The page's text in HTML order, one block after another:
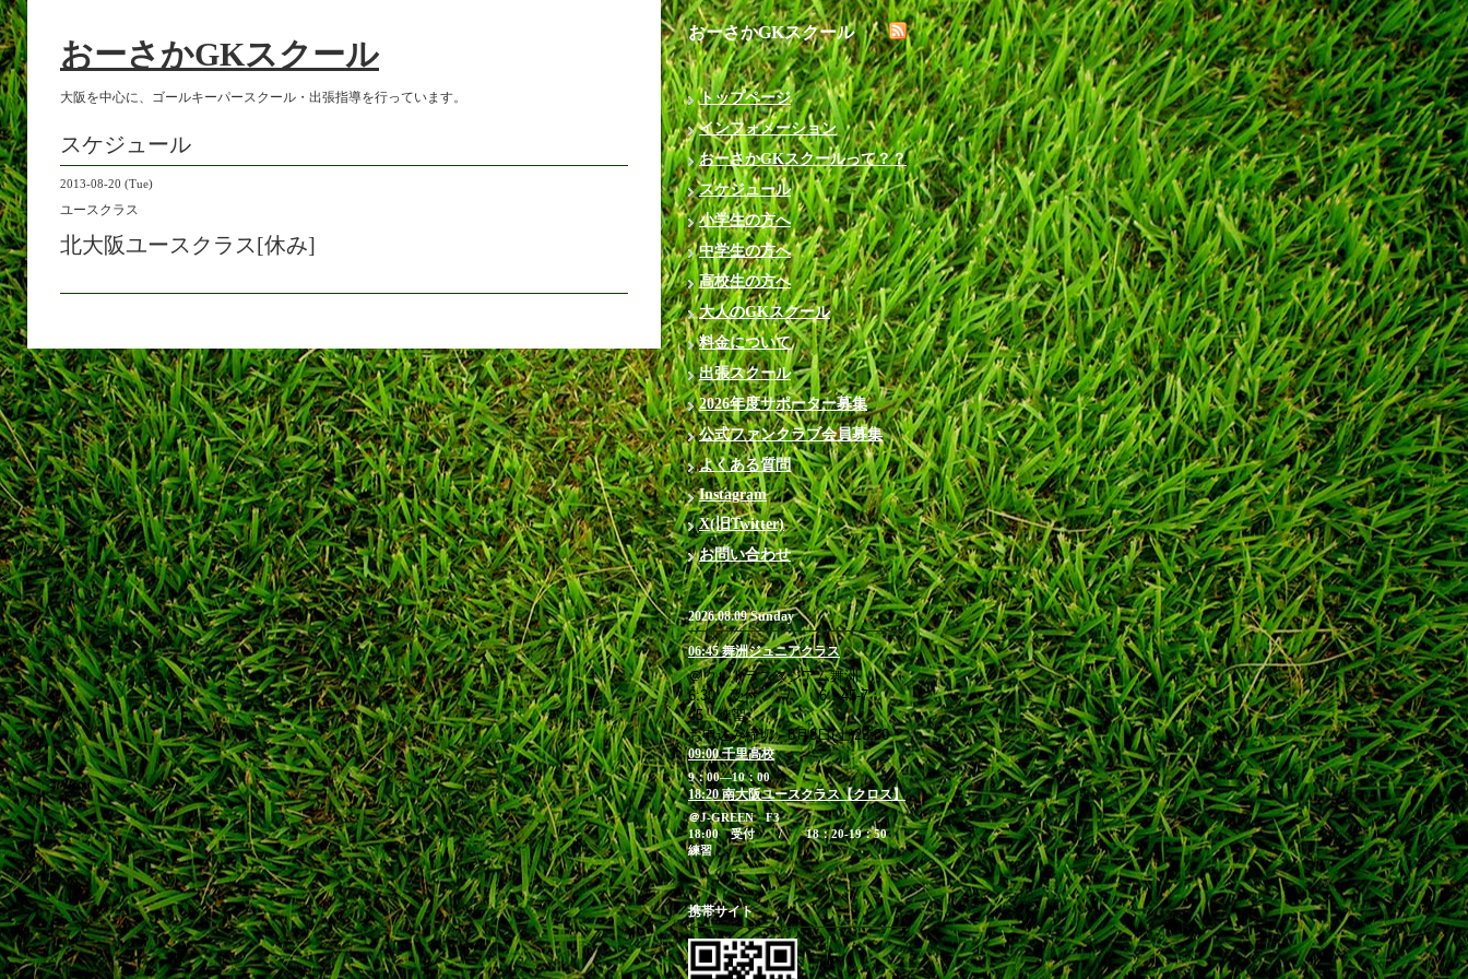
おーさかGKスクール
大阪を中心に、ゴールキーパースクール・出張指導を行っています。
スケジュール
2013-08-20 (Tue)
ユースクラス
北大阪ユースクラス[休み]
おーさかGKスクール
トップページ
インフォメーション
おーさかGKスクールって？？
スケジュール
小学生の方へ
中学生の方へ
高校生の方へ
大人のGKスクール
料金について
出張スクール
2026年度サポーター募集
公式ファンクラブ会員募集
よくある質問
Instagram
X(旧Twitter)
お問い合わせ
2026.08.09 Sunday
06:45 舞洲ジュニアクラス
＠ウルトラスタジアム舞洲
6:30 受付 / 6：45-7：
45 練習
お申込み締切 8月8日(土)23:00
09:00 千里高校
9：00―10：00
18:20 南大阪ユースクラス【クロス】
＠J-GREEN F3
18:00 受付 / 18：20-19：50
練習
携帯サイト